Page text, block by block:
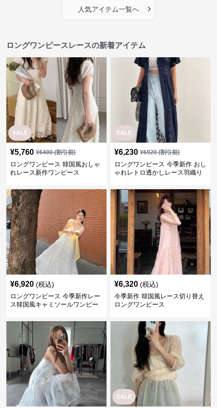
人気アイテム一覧へ ›
ロングワンピースレースの新着アイテム
SALE
¥5,760 ¥6400(割引前)
ロングワンピース 韓国風おしゃ
れレース新作ワンピース
SALE
¥6,230 ¥6920(割引前)
ロングワンピース 今季新作 おし
ゃれレトロ透かしレース羽織り
¥6,920 (税込)
ロングワンピース 今季新作レー
ス韓国風キャミソールワンピー
¥6,320 (税込)
今季新作 韓国風レース切り替え
ロングワンピース
SALE